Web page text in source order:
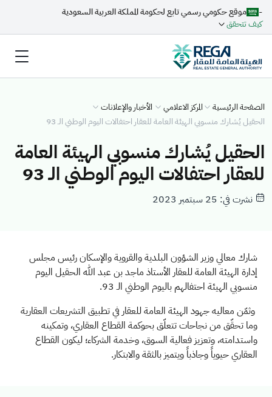
-
موقع حكومي رسمي تابع لحكومة المملكة العربية السعودية
كيف تتحقق
الصفحة الرئيسية المركز الاعلامي
الأخبار والإعلانات
الحقيل يُشارك منسوبي الهيئة العامة للعقار احتفالات اليوم الوطني الـ 93
الحقيل يُشارك منسوبي الهيئة العامة
للعقار احتفالات اليوم الوطني الـ 93
نشرت في: 25 سبتمبر 2023
شارك معالي وزير الشؤون البلدية والقروية والإسكان رئيس مجلس
إدارة الهيئة العامة للعقار الأستاذ ماجد بن عبد الله الحقيل اليوم
منسوبي الهيئة احتفالهم باليوم الوطني الـ 93
.
وثمّن معاليه جهود الهيئة العامة للعقار في تطبيق التشريعات العقارية
وما تحقّق من نجاحات تتعلّق بحوكمة القطاع العقاري، وتمكينه
واستدامته، وتعزيز فعالية السوق، وخدمة الشركاء؛ ليكون القطاع
العقاري حيوياً وجاذباً ويتميز بالثقة والابتكار.